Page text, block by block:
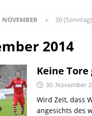
NOVEMBER 30 (Sonntag)
2014
Keine
30. November
Wird Zeit, dass
angesichts des